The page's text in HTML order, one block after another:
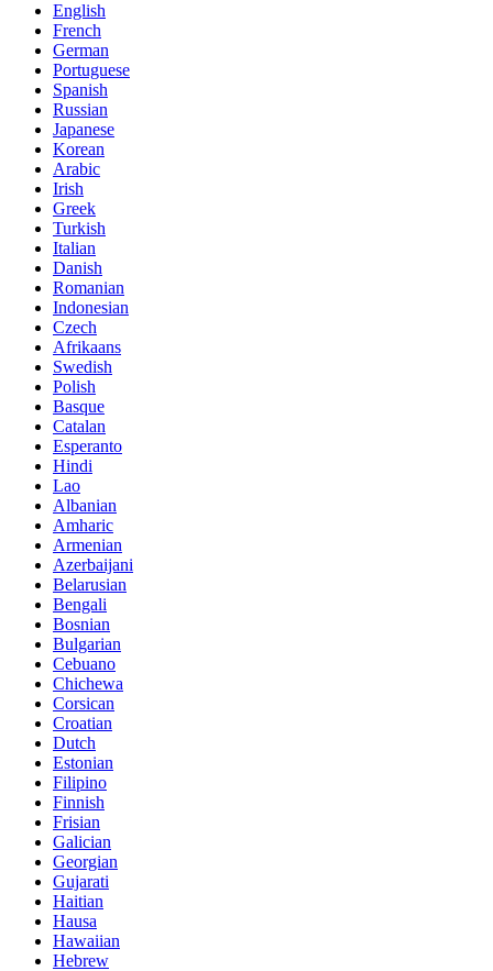
English
French
German
Portuguese
Spanish
Russian
Japanese
Korean
Arabic
Irish
Greek
Turkish
Italian
Danish
Romanian
Indonesian
Czech
Afrikaans
Swedish
Polish
Basque
Catalan
Esperanto
Hindi
Lao
Albanian
Amharic
Armenian
Azerbaijani
Belarusian
Bengali
Bosnian
Bulgarian
Cebuano
Chichewa
Corsican
Croatian
Dutch
Estonian
Filipino
Finnish
Frisian
Galician
Georgian
Gujarati
Haitian
Hausa
Hawaiian
Hebrew